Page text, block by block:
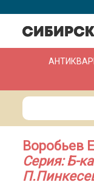
Воробьев
Серия: Б-